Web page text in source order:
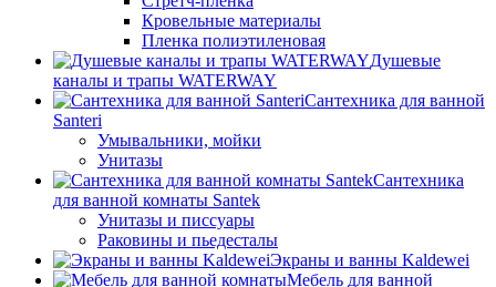
Кровельные материалы
Пленка полиэтиленовая
Душевые
каналы и трапы WATERWAY
Сантехника для ванной
Santeri
Умывальники, мойки
Унитазы
Сантехника
для ванной комнаты Santek
Унитазы и писсуары
Раковины и пьедесталы
Экраны и ванны Kaldewei
Мебель для ванной